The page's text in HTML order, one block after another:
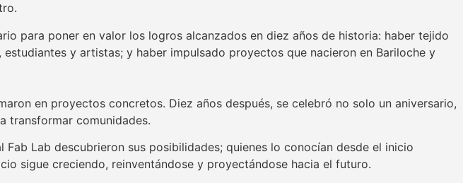
para poner en valor los logros alcanzados en diez años de historia: haber tejido
y artistas; y haber impulsado proyectos que nacieron en Bariloche y
en proyectos concretos. Diez años después, se celebró no solo un aniversario,
transformar comunidades.
Lab descubrieron sus posibilidades; quienes lo conocían desde el inicio
sigue creciendo, reinventándose y proyectándose hacia el futuro.